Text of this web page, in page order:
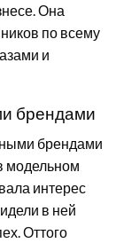
Она
по всему
и
брендами
брендами
модельном
интерес
в ней
Оттого